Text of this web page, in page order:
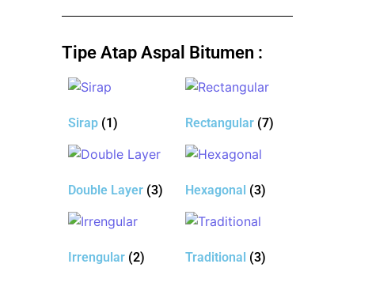
Tipe Atap Aspal Bitumen :
Sirap (1) Rectangular (7)
Double Layer (3) Hexagonal (3)
Irrengular (2) Traditional (3)